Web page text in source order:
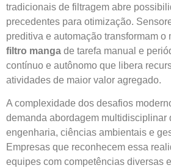
tradicionais de filtragem abre
precedentes para otimização.
preditiva e automação transformam o
filtro manga de tarefa manual e
contínuo e autônomo que libera
atividades de maior valor agregado.
A complexidade dos desafios
demanda abordagem multidisciplinar
engenharia, ciências ambientais e
Empresas que reconhecem essa
equipes com competências diversas